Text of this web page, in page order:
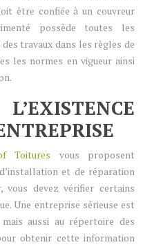
être confiée à un couvreur
possède toutes les
travaux dans les règles de
les normes en vigueur ainsi
Toitures vous proposent
et de réparation
devez vérifier certains
Une entreprise sérieuse est
aussi au répertoire des
obtenir cette information